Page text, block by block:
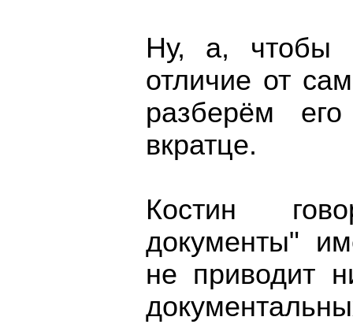
Ну, а, чтобы
отличие от
разберём
вкратце.
Костин
документы"
не приводит